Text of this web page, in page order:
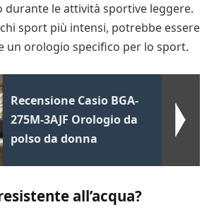
durante le attività sportive leggere.
sport più intensi, potrebbe essere
un orologio specifico per lo sport.
Recensione Casio BGA-
275M-3AJF Orologio da
polso da donna
all’acqua?